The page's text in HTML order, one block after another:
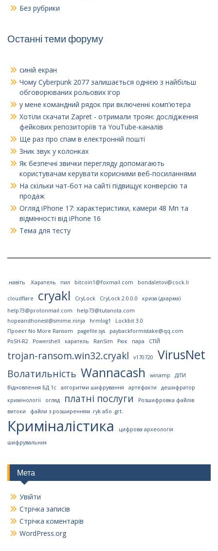
Без рубрики
Останні теми форуму
синій екран
Чому Cyberpunk 2077 залишається однією з найбільш
обговорюваних рольових ігор
у мене командний рядок при включенні комп'ютера
Хотіли скачати Zapret - отримали троян: дослідження
фейкових репозиторіїв та YouTube-каналів
Ще раз про спам в електронній пошті
Зник звук у колонках
Як безпечні звички перегляду допомагають
користувачам керувати корисними веб-посиланнями
На скільки чат-бот на сайті підвищує конверсію та
продаж
Огляд iPhone 17: характеристики, камери 48 Мп та
відмінності від iPhone 16
Тема для тесту
.навіть .Каратель пил bitcoin1@foxmail.com bondaletov@cock.li
cloudflare cryakl CryLock CryLock 2.0.0.0
криза (дхарма)
help73@protonmail.com
help73@tutanota.com
hopeandhonest@smime.ninja
hrmlog1
Lockbit 3.0
Проект No More Ransom
pagefile.sys
paybackformistake@qq.com
PoSH-R2
Powershell каратель RanSim Рюк пара СТІЙ
trojan-ransom.win32.cryakl v170720 VirusNet
Волатильність Wannacash winamp
ДІТИ
Відновлення БД 1с
алгоритми шифрування артефакти
дешифратор
кримінології
огляд платні послуги
Розшифровка файлів
витоки
файли з розширенням .ryk або .grt.
Криміналістика
цифрова археологія
шифрувальник
Мета
Увійти
Стрічка записів
Стрічка коментарів
WordPress.org